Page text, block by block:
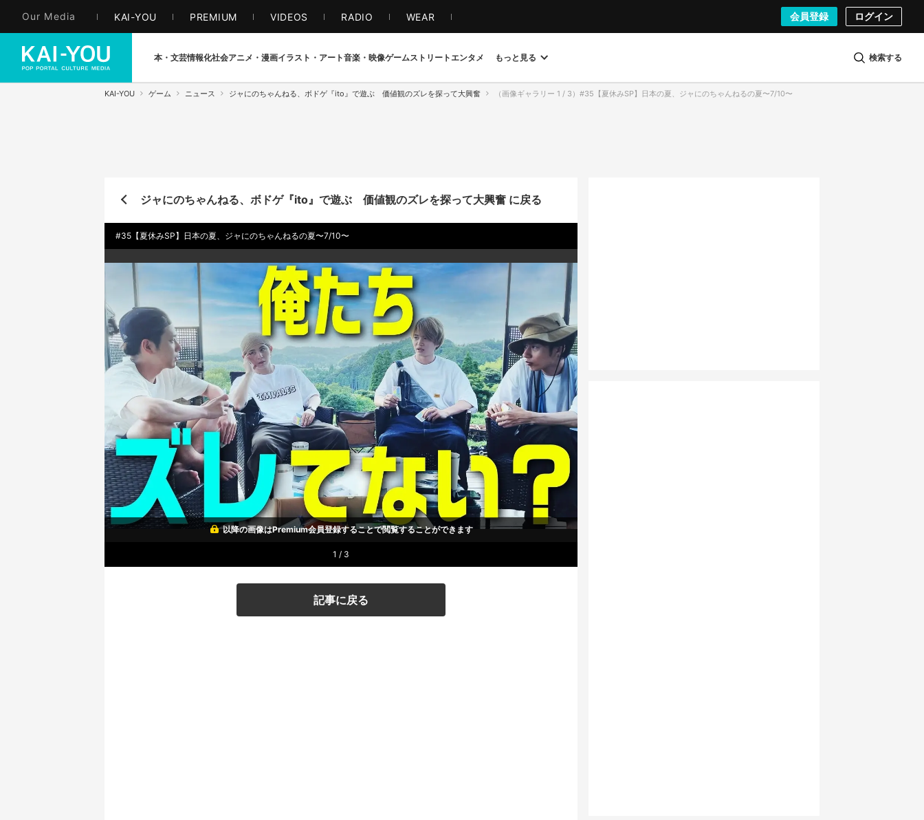
Our Media KAI-YOU PREMIUM VIDEOS RADIO WEAR 会員登録 ログイン
本・文芸情報化社会アニメ・漫画イラスト・アート音楽・映像ゲームストリート エンタメ もっと見る 検索する
KAI-YOU ゲーム ニュース ジャにのちゃんねる、ボドゲ『ito』で遊ぶ 価値観のズレを探って大興奮 （画像ギャラリー 1 / 3）#35【夏休みSP】日本の夏、ジャにのちゃんねるの夏〜7/10〜
ジャにのちゃんねる、ボドゲ『ito』で遊ぶ 価値観のズレを探って大興奮 に戻る
#35【夏休みSP】日本の夏、ジャにのちゃんねるの夏〜7/10〜
以降の画像はPremium会員登録することで閲覧することができます
1 / 3
記事に戻る